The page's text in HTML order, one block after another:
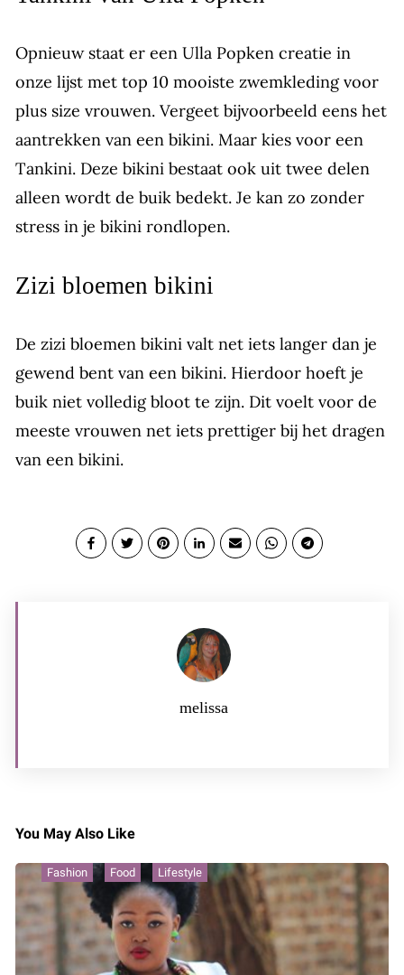
Opnieuw staat er een Ulla Popken creatie in
onze lijst met top 10 mooiste zwemkleding voor
plus size vrouwen. Vergeet bijvoorbeeld eens het
aantrekken van een bikini. Maar kies voor een
Tankini. Deze bikini bestaat ook uit twee delen
alleen wordt de buik bedekt. Je kan zo zonder
stress in je bikini rondlopen.
Zizi bloemen bikini
De zizi bloemen bikini valt net iets langer dan je
gewend bent van een bikini. Hierdoor hoeft je
buik niet volledig bloot te zijn. Dit voelt voor de
meeste vrouwen net iets prettiger bij het dragen
van een bikini.
melissa
You May Also Like
Fashion Food Lifestyle